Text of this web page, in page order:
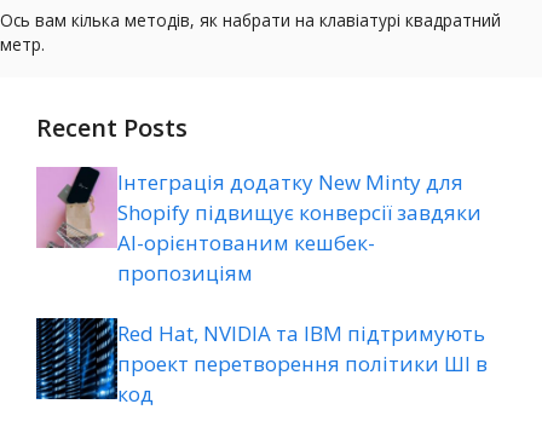
Recent Posts
Інтеграція додатку New Minty для
Shopify підвищує конверсії завдяки
AI-орієнтованим кешбек-
пропозиціям
Red Hat, NVIDIA та IBM підтримують
проект перетворення політики ШІ в
код